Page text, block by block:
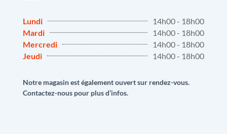
Lundi
14h00 - 18h00
Mardi
14h00 - 18h00
Mercredi
14h00 - 18h00
Jeudi
14h00 - 18h00
Notre magasin est également ouvert sur rendez-vous.
Contactez-nous pour plus d’infos.